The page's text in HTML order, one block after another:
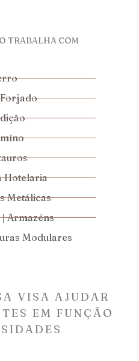
TRABALHA COM
Hotelaria
Metálicas
Armazéns
Modulares
VISA AJUDAR
EM FUNÇÃO